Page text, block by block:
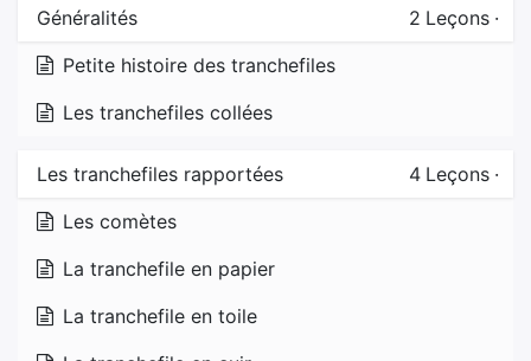
Généralités 2 Leçons ·
Petite histoire des tranchefiles
Les tranchefiles collées
Les tranchefiles rapportées 4 Leçons ·
Les comètes
La tranchefile en papier
La tranchefile en toile